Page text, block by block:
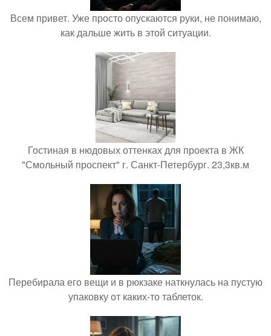
Всем привет. Уже просто опускаются руки, не понимаю,
как дальше жить в этой ситуации.
Гостиная в нюдовых оттенках для проекта в ЖК
"Смольный проспект" г. Санкт-Петербург. 23,3кв.м
Перебирала его вещи и в рюкзаке наткнулась на пустую
упаковку от каких-то таблеток.